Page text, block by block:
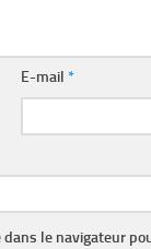
E-mail*
le navigateur